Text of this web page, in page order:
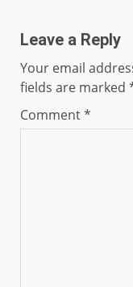
Leave a Reply
Your email
fields are marked
Comment*